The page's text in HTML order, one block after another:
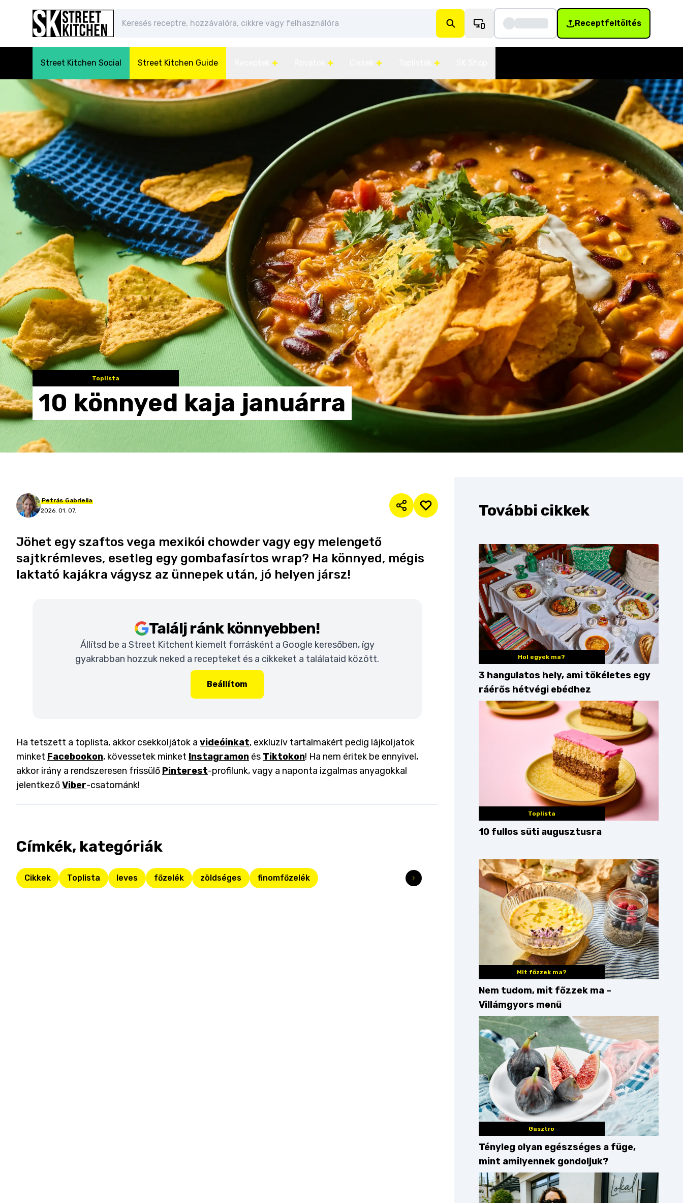
Receptfeltöltés
Street Kitchen Social Street Kitchen Guide
Toplista
10 könnyed kaja januárra
Petrás Gabriella
2026. 01. 07.
Jöhet egy szaftos vega mexikói chowder vagy egy melengető
sajtkrémleves, esetleg egy gombafasírtos wrap? Ha könnyed, mégis
laktató kajákra vágysz az ünnepek után, jó helyen jársz!
Találj ránk könnyebben!
Állítsd be a Street Kitchent kiemelt forrásként a Google keresőben, így
gyakrabban hozzuk neked a recepteket és a cikkeket a találataid között.
Beállítom
Ha tetszett a toplista, akkor csekkoljátok a videóinkat, exkluzív tartalmakért pedig lájkoljatok
minket Facebookon, kövessetek minket Instagramon és Tiktokon! Ha nem éritek be ennyivel,
akkor irány a rendszeresen frissülő Pinterest-profilunk, vagy a naponta izgalmas anyagokkal
jelentkezőViber-csatornánk!
Címkék, kategóriák
Cikkek Toplista leves főzelék zöldséges finomfőzelék
További cikkek
Hol egyek ma?
3 hangulatos hely, ami tökéletes egy
ráérős hétvégi ebédhez
Toplista
10 fullos süti augusztusra
Mit főzzek ma?
Nem tudom, mit főzzek ma –
Villámgyors menü
Gasztro
Tényleg olyan egészséges a füge,
mint amilyennek gondoljuk?